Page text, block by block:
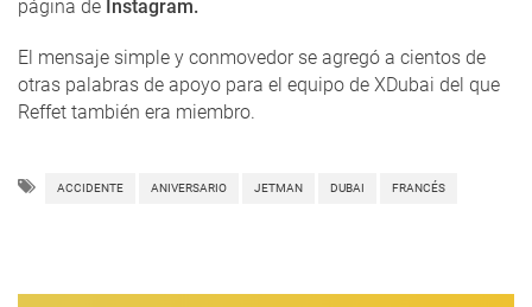
página de Instagram.
El mensaje simple y conmovedor se agregó a cientos de
otras palabras de apoyo para el equipo de XDubai del que
Reffet también era miembro.
ACCIDENTE ANIVERSARIO JETMAN DUBAI FRANCÉS